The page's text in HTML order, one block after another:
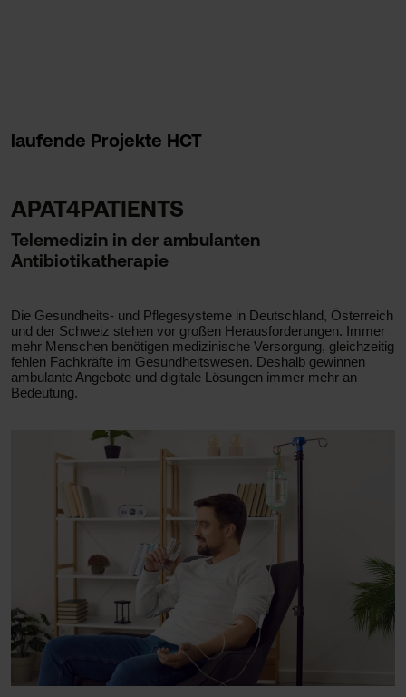
laufende Projekte HCT
APAT4PATIENTS
Telemedizin in der ambulanten
Antibiotikatherapie
Die Gesundheits- und Pflegesysteme in Deutschland, Österreich
und der Schweiz stehen vor großen Herausforderungen. Immer
mehr Menschen benötigen medizinische Versorgung, gleichzeitig
fehlen Fachkräfte im Gesundheitswesen. Deshalb gewinnen
ambulante Angebote und digitale Lösungen immer mehr an
Bedeutung.